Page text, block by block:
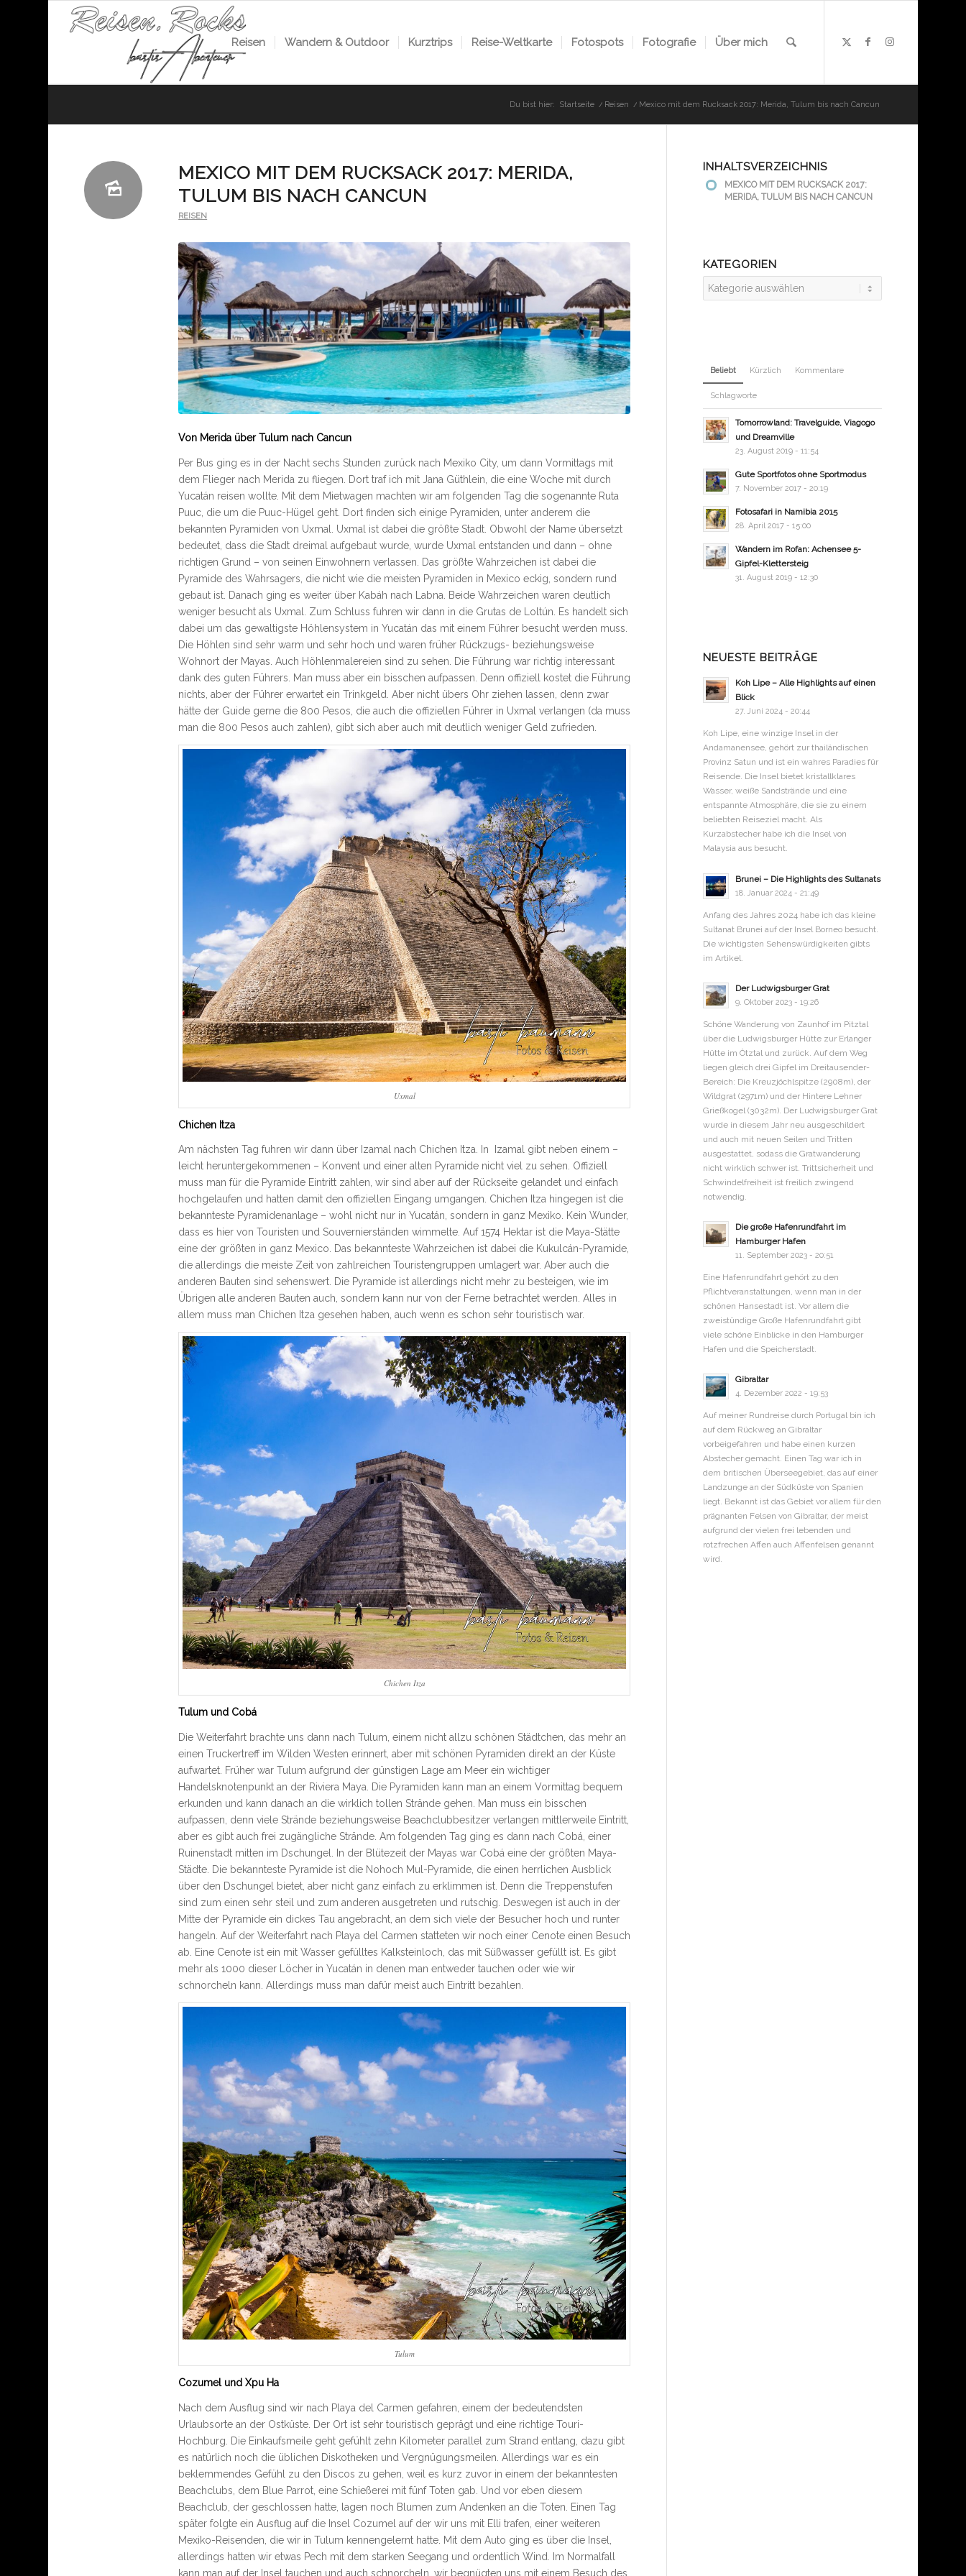
Reisen Wandern & Outdoor Kurztrips Reise-Weltkarte Fotospots Fotografie Über mich
Du bist hier: Startseite / Reisen / Mexico mit dem Rucksack 2017: Merida, Tulum bis nach Cancun
MEXICO MIT DEM RUCKSACK 2017: MERIDA,
TULUM BIS NACH CANCUN
REISEN
Von Merida über Tulum nach Cancun
Per Bus ging es in der Nacht sechs Stunden zurück nach Mexiko City, um dann Vormittags mit
dem Flieger nach Merida zu fliegen. Dort traf ich mit Jana Güthlein, die eine Woche mit durch
Yucatán reisen wollte. Mit dem Mietwagen machten wir am folgenden Tag die sogenannte Ruta
Puuc, die um die Puuc-Hügel geht. Dort finden sich einige Pyramiden, unter anderem die
bekannten Pyramiden von Uxmal. Uxmal ist dabei die größte Stadt. Obwohl der Name übersetzt
bedeutet, dass die Stadt dreimal aufgebaut wurde, wurde Uxmal entstanden und dann – ohne
richtigen Grund – von seinen Einwohnern verlassen. Das größte Wahrzeichen ist dabei die
Pyramide des Wahrsagers, die nicht wie die meisten Pyramiden in Mexico eckig, sondern rund
gebaut ist. Danach ging es weiter über Kabáh nach Labna. Beide Wahrzeichen waren deutlich
weniger besucht als Uxmal. Zum Schluss fuhren wir dann in die Grutas de Loltún. Es handelt sich
dabei um das gewaltigste Höhlensystem in Yucatán das mit einem Führer besucht werden muss.
Die Höhlen sind sehr warm und sehr hoch und waren früher Rückzugs- beziehungsweise
Wohnort der Mayas. Auch Höhlenmalereien sind zu sehen. Die Führung war richtig interessant
dank des guten Führers. Man muss aber ein bisschen aufpassen. Denn offiziell kostet die Führung
nichts, aber der Führer erwartet ein Trinkgeld. Aber nicht übers Ohr ziehen lassen, denn zwar
hätte der Guide gerne die 800 Pesos, die auch die offiziellen Führer in Uxmal verlangen (da muss
man die 800 Pesos auch zahlen), gibt sich aber auch mit deutlich weniger Geld zufrieden.
Uxmal
Chichen Itza
Am nächsten Tag fuhren wir dann über Izamal nach Chichen Itza. In Izamal gibt neben einem –
leicht heruntergekommenen – Konvent und einer alten Pyramide nicht viel zu sehen. Offiziell
muss man für die Pyramide Eintritt zahlen, wir sind aber auf der Rückseite gelandet und einfach
hochgelaufen und hatten damit den offiziellen Eingang umgangen. Chichen Itza hingegen ist die
bekannteste Pyramidenanlage – wohl nicht nur in Yucatán, sondern in ganz Mexiko. Kein Wunder,
dass es hier von Touristen und Souvernierständen wimmelte. Auf 1574 Hektar ist die Maya-Stätte
eine der größten in ganz Mexico. Das bekannteste Wahrzeichen ist dabei die Kukulcán-Pyramide,
die allerdings die meiste Zeit von zahlreichen Touristengruppen umlagert war. Aber auch die
anderen Bauten sind sehenswert. Die Pyramide ist allerdings nicht mehr zu besteigen, wie im
Übrigen alle anderen Bauten auch, sondern kann nur von der Ferne betrachtet werden. Alles in
allem muss man Chichen Itza gesehen haben, auch wenn es schon sehr touristisch war.
Chichen Itza
Tulum und Cobá
Die Weiterfahrt brachte uns dann nach Tulum, einem nicht allzu schönen Städtchen, das mehr an
einen Truckertreff im Wilden Westen erinnert, aber mit schönen Pyramiden direkt an der Küste
aufwartet. Früher war Tulum aufgrund der günstigen Lage am Meer ein wichtiger
Handelsknotenpunkt an der Riviera Maya. Die Pyramiden kann man an einem Vormittag bequem
erkunden und kann danach an die wirklich tollen Strände gehen. Man muss ein bisschen
aufpassen, denn viele Strände beziehungsweise Beachclubbesitzer verlangen mittlerweile Eintritt,
aber es gibt auch frei zugängliche Strände. Am folgenden Tag ging es dann nach Cobá, einer
Ruinenstadt mitten im Dschungel. In der Blütezeit der Mayas war Cobá eine der größten Maya-
Städte. Die bekannteste Pyramide ist die Nohoch Mul-Pyramide, die einen herrlichen Ausblick
über den Dschungel bietet, aber nicht ganz einfach zu erklimmen ist. Denn die Treppenstufen
sind zum einen sehr steil und zum anderen ausgetreten und rutschig. Deswegen ist auch in der
Mitte der Pyramide ein dickes Tau angebracht, an dem sich viele der Besucher hoch und runter
hangeln. Auf der Weiterfahrt nach Playa del Carmen statteten wir noch einer Cenote einen Besuch
ab. Eine Cenote ist ein mit Wasser gefülltes Kalksteinloch, das mit Süßwasser gefüllt ist. Es gibt
mehr als 1000 dieser Löcher in Yucatán in denen man entweder tauchen oder wie wir
schnorcheln kann. Allerdings muss man dafür meist auch Eintritt bezahlen.
Tulum
Cozumel und Xpu Ha
Nach dem Ausflug sind wir nach Playa del Carmen gefahren, einem der bedeutendsten
Urlaubsorte an der Ostküste. Der Ort ist sehr touristisch geprägt und eine richtige Touri-
Hochburg. Die Einkaufsmeile geht gefühlt zehn Kilometer parallel zum Strand entlang, dazu gibt
es natürlich noch die üblichen Diskotheken und Vergnügungsmeilen. Allerdings war es ein
beklemmendes Gefühl zu den Discos zu gehen, weil es kurz zuvor in einem der bekanntesten
Beachclubs, dem Blue Parrot, eine Schießerei mit fünf Toten gab. Und vor eben diesem
Beachclub, der geschlossen hatte, lagen noch Blumen zum Andenken an die Toten. Einen Tag
später folgte ein Ausflug auf die Insel Cozumel auf der wir uns mit Elli trafen, einer weiteren
Mexiko-Reisenden, die wir in Tulum kennengelernt hatte. Mit dem Auto ging es über die Insel,
allerdings hatten wir etwas Pech mit dem starken Seegang und ordentlich Wind. Im Normalfall
kann man auf der Insel tauchen und auch schnorcheln. wir begnügten uns mit einem Besuch des
INHALTSVERZEICHNIS
MEXICO MIT DEM RUCKSACK 2017:
MERIDA, TULUM BIS NACH CANCUN
KATEGORIEN
Kategorien
Beliebt Kürzlich Kommentare
Schlagworte
Tomorrowland: Travelguide, Viagogo
und Dreamville
23. August 2019 - 11:54
Gute Sportfotos ohne Sportmodus
7. November 2017 - 20:19
Fotosafari in Namibia 2015
28. April 2017 - 15:00
Wandern im Rofan: Achensee 5-
Gipfel-Klettersteig
31. August 2019 - 12:30
NEUESTE BEITRÄGE
Koh Lipe – Alle Highlights auf einen
Blick
27. Juni 2024 - 20:44
Koh Lipe, eine winzige Insel in der
Andamanensee, gehört zur thailändischen
Provinz Satun und ist ein wahres Paradies für
Reisende. Die Insel bietet kristallklares
Wasser, weiße Sandstrände und eine
entspannte Atmosphäre, die sie zu einem
beliebten Reiseziel macht. Als
Kurzabstecher habe ich die Insel von
Malaysia aus besucht.
Brunei – Die Highlights des Sultanats
18. Januar 2024 - 21:49
Anfang des Jahres 2024 habe ich das kleine
Sultanat Brunei auf der Insel Borneo besucht.
Die wichtigsten Sehenswürdigkeiten gibts
im Artikel.
Der Ludwigsburger Grat
9. Oktober 2023 - 19:26
Schöne Wanderung von Zaunhof im Pitztal
über die Ludwigsburger Hütte zur Erlanger
Hütte im Ötztal und zurück. Auf dem Weg
liegen gleich drei Gipfel im Dreitausender-
Bereich: Die Kreuzjöchlspitze (2908m), der
Wildgrat (2971m) und der Hintere Lehner
Grießkogel (3032m). Der Ludwigsburger Grat
wurde in diesem Jahr neu ausgeschildert
und auch mit neuen Seilen und Tritten
ausgestattet, sodass die Gratwanderung
nicht wirklich schwer ist. Trittsicherheit und
Schwindelfreiheit ist freilich zwingend
notwendig.
Die große Hafenrundfahrt im
Hamburger Hafen
11. September 2023 - 20:51
Eine Hafenrundfahrt gehört zu den
Pflichtveranstaltungen, wenn man in der
schönen Hansestadt ist. Vor allem die
zweistündige Große Hafenrundfahrt gibt
viele schöne Einblicke in den Hamburger
Hafen und die Speicherstadt.
Gibraltar
4. Dezember 2022 - 19:53
Auf meiner Rundreise durch Portugal bin ich
auf dem Rückweg an Gibraltar
vorbeigefahren und habe einen kurzen
Abstecher gemacht. Einen Tag war ich in
dem britischen Überseegebiet, das auf einer
Landzunge an der Südküste von Spanien
liegt. Bekannt ist das Gebiet vor allem für den
prägnanten Felsen von Gibraltar, der meist
aufgrund der vielen frei lebenden und
rotzfrechen Affen auch Affenfelsen genannt
wird.